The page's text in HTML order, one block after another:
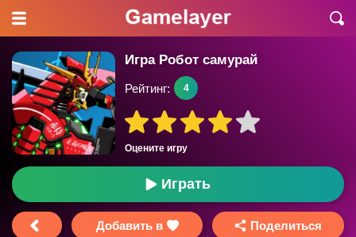
Игра Робот самурай
Оцените игру
Рейтинг: 4
Играть
Добавить в Поделиться